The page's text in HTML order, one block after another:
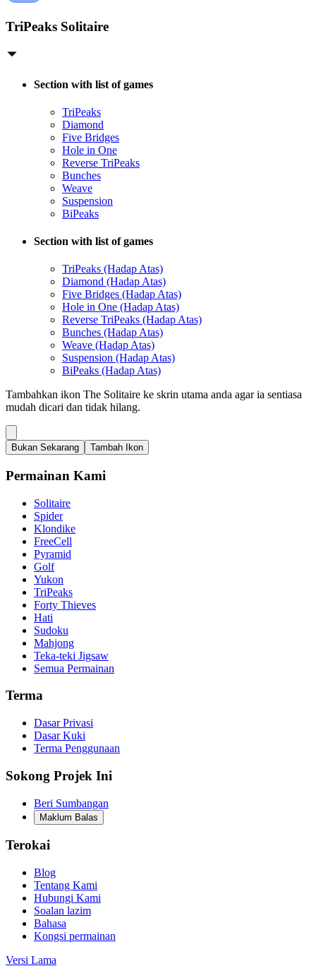
TriPeaks Solitaire
Section with list of games
TriPeaks
Diamond
Five Bridges
Hole in One
Reverse TriPeaks
Bunches
Weave
Suspension
BiPeaks
Section with list of games
TriPeaks (Hadap Atas)
Diamond (Hadap Atas)
Five Bridges (Hadap Atas)
Hole in One (Hadap Atas)
Reverse TriPeaks (Hadap Atas)
Bunches (Hadap Atas)
Weave (Hadap Atas)
Suspension (Hadap Atas)
BiPeaks (Hadap Atas)
Tambahkan ikon The Solitaire ke skrin utama anda agar ia sentiasa
mudah dicari dan tidak hilang.
Bukan Sekarang Tambah Ikon
Permainan Kami
Solitaire
Spider
Klondike
FreeCell
Pyramid
Golf
Yukon
TriPeaks
Forty Thieves
Hati
Sudoku
Mahjong
Teka-teki Jigsaw
Semua Permainan
Terma
Dasar Privasi
Dasar Kuki
Terma Penggunaan
Sokong Projek Ini
Beri Sumbangan
Maklum Balas
Terokai
Blog
Tentang Kami
Hubungi Kami
Soalan lazim
Bahasa
Kongsi permainan
Versi Lama